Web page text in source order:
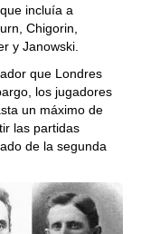
incluía a
Chigorin,
y Janowski.
que Londres
los jugadores
un máximo de
las partidas
de la segunda